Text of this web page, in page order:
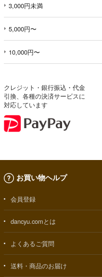
3,000円未満
5,000円〜
10,000円〜
クレジット・銀行振込・代金
引換、各種の決済サービスに
対応しています
お買い物ヘルプ
会員登録
dancyu.comとは
よくあるご質問
送料・商品のお届け